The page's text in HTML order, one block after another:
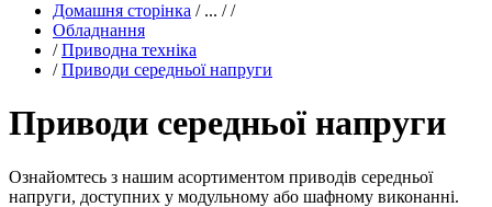
Домашня сторінка /... / /
Обладнання
/ Приводна техніка
/ Приводи середньої напруги
Приводи середньої напруги
Ознайомтесь з нашим асортиментом приводів середньої
напруги, доступних у модульному або шафному виконанні.